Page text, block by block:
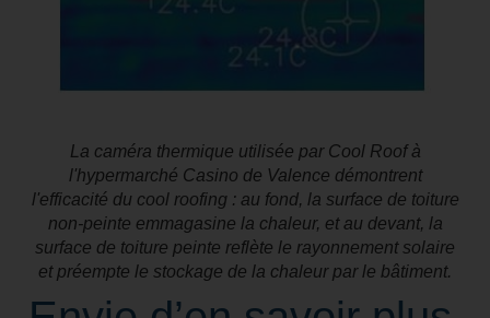
La caméra thermique utilisée par Cool Roof à
l'hypermarché Casino de Valence démontrent
l'efficacité du cool roofing : au fond, la surface de toiture
non-peinte emmagasine la chaleur, et au devant, la
surface de toiture peinte reflète le rayonnement solaire
et préempte le stockage de la chaleur par le bâtiment.